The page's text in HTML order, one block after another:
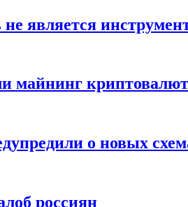
является
майнинг
о новых
россиян